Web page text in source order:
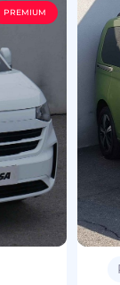
PREMIUM